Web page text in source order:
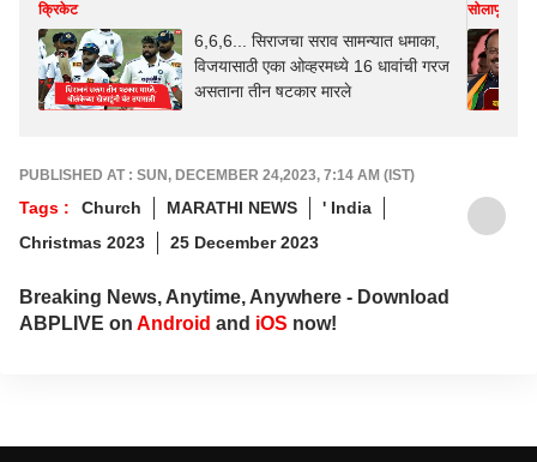
क्रिकेट
6,6,6... सिराजचा सराव सामन्यात धमाका,
विजयासाठी एका ओव्हरमध्ये 16 धावांची गरज
असताना तीन षटकार मारले
सोलापूर
PUBLISHED AT : SUN, DECEMBER 24,2023, 7:14 AM (IST)
Tags : Church MARATHI NEWS
' India
Christmas 2023
25 December 2023
Breaking News, Anytime, Anywhere - Download
ABPLIVE on Android and iOS now!